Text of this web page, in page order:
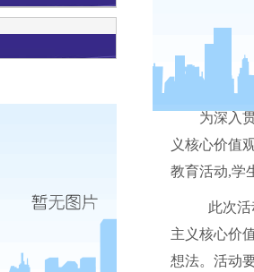
为深入
义核心价值
教育活动,学
此次活
主义核心价
想法。活动